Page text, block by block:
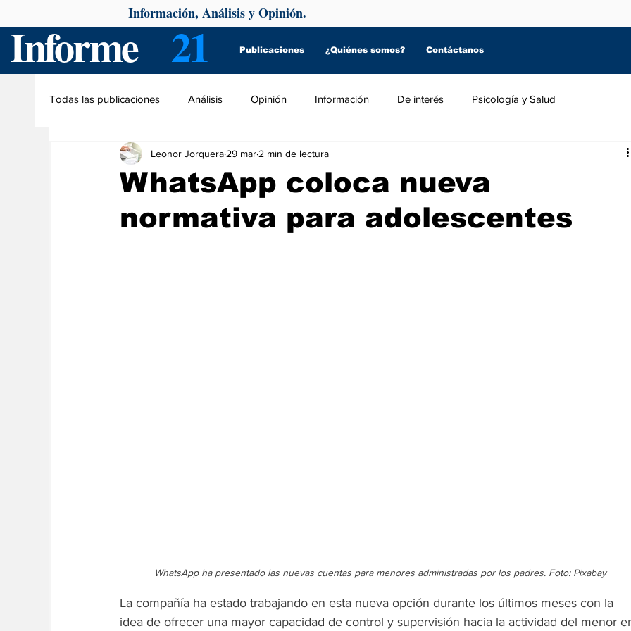
Informe 21 Publicaciones ¿Quiénes somos? Contáctanos
Información, Análisis y Opinión.
Todas las publicaciones Análisis Opinión Información De interés Psicología y Salud
WhatsApp coloca nueva
normativa para adolescentes
Leonor Jorquera 29 mar 2 min de lectura
WhatsApp ha presentado las nuevas cuentas para menores administradas por los padres. Foto: Pixabay
La compañía ha estado trabajando en esta nueva opción durante los últimos meses con la
idea de ofrecer una mayor capacidad de control y supervisión hacia la actividad del menor